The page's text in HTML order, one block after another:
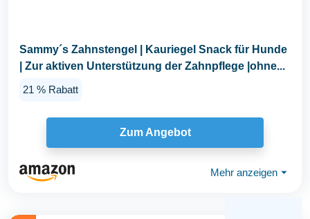
Sammy´s Zahnstengel | Kauriegel Snack für Hunde
| Zur aktiven Unterstützung der Zahnpflege |ohne...
21 % Rabatt
Zum Angebot
Mehr anzeigen ⏷